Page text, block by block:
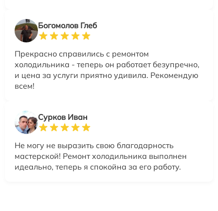
Богомолов Глеб
Прекрасно справились с ремонтом
холодильника - теперь он работает безупречно,
и цена за услуги приятно удивила. Рекомендую
всем!
Сурков Иван
Не могу не выразить свою благодарность
мастерской! Ремонт холодильника выполнен
идеально, теперь я спокойна за его работу.